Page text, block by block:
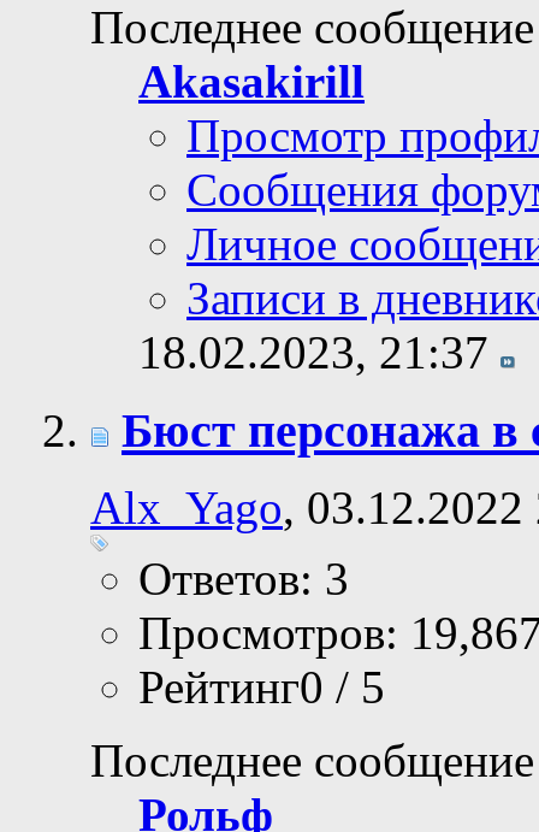
Последнее
Akasakirill
Просмотр
Сообщения
Личное
Записи в
18.02.2023, 21:37
Бюст персонажа в
Alx_Yago, 03.12.2022
Ответов: 3
Просмотров:
Рейтинг0 / 5
Последнее
Рольф